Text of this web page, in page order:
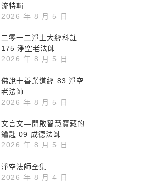
流特輯
2026 年 8 月 5 日
二零一二淨土大經科註
175 淨空老法師
2026 年 8 月 5 日
佛說十善業道經 83 淨空
老法師
2026 年 8 月 5 日
文言文—開啟智慧寶藏的
鑰匙 09 成德法師
2026 年 8 月 5 日
淨空法師全集
2026 年 8 月 4 日